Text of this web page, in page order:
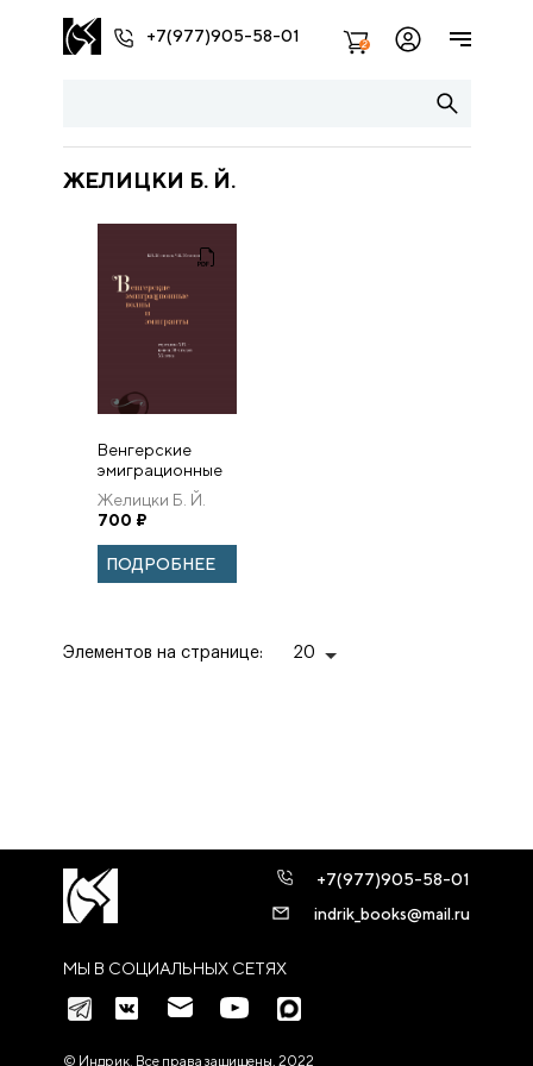
+7(977)905-58-01 2
ЖЕЛИЦКИ Б. Й.
Венгерские
эмиграционные
волны и
эмигранты
(середина XIX –
конец 50-х годов
XX века).
Желицки Б. Й.
700 ₽
ПОДРОБНЕЕ
Элементов на странице: 20
МЫ В СОЦИАЛЬНЫХ СЕТЯХ
+7(977)905-58-01
indrik_books@mail.ru
© Индрик. Все права защищены, 2022